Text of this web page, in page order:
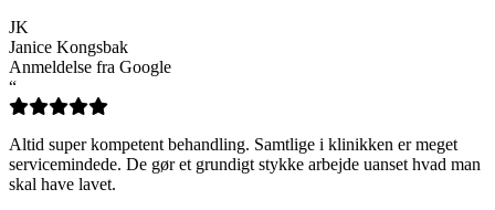
JK
Janice Kongsbak
Anmeldelse fra Google
“
Altid super kompetent behandling. Samtlige i klinikken er meget
servicemindede. De gør et grundigt stykke arbejde uanset hvad man
skal have lavet.